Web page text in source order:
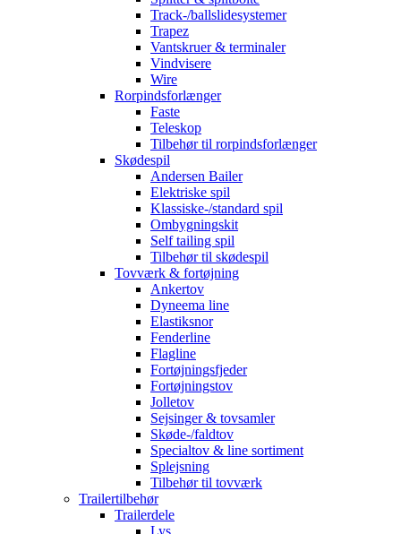
Track-/ballslidesystemer
Trapez
Vantskruer & terminaler
Vindvisere
Wire
Rorpindsforlænger
Faste
Teleskop
Tilbehør til rorpindsforlænger
Skødespil
Andersen Bailer
Elektriske spil
Klassiske-/standard spil
Ombygningskit
Self tailing spil
Tilbehør til skødespil
Tovværk & fortøjning
Ankertov
Dyneema line
Elastiksnor
Fenderline
Flagline
Fortøjningsfjeder
Fortøjningstov
Jolletov
Sejsinger & tovsamler
Skøde-/faldtov
Specialtov & line sortiment
Splejsning
Tilbehør til tovværk
Trailertilbehør
Trailerdele